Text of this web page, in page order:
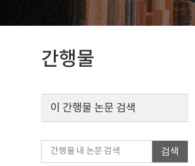
간행물
이 간행물 논문 검색
검색